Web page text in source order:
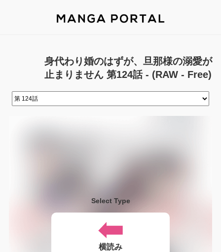
身代わり婚のはずが、旦那様の溺愛が
止まりません 第124話 - (RAW - Free)
Select Type
横読み